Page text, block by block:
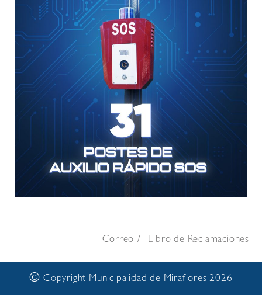
Correo Libro de Reclamaciones
© Copyright Municipalidad de Miraflores 2026